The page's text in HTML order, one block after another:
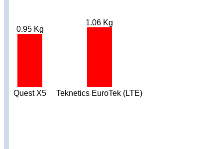
0.95 Kg
1.06 Kg
Quest X5 Teknetics EuroTek (LTE)